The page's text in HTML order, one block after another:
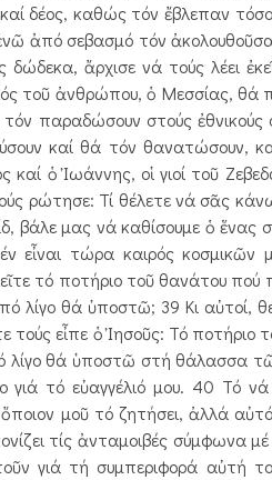
δέος, καθώς τόν ἔβλεπαν
ἀπό σεβασμό τόν
δώ­δεκα, ἄρχισε νά τούς λέει
τοῦ ἀνθρώπου, ὁ Μεσσίας, θά
παραδώσουν στούς ἐθνικούς
καί θά τόν θανατώσουν,
ὁ Ἰωάννης, οἱ γιοί τοῦ
ρώτησε: Τί θέλετε νά σᾶς
βάλε μας νά καθίσουμε ὁ
εἶναι τώρα καιρός
τό ποτήριο τοῦ θανάτου
λίγο θά ὑποστῶ; 39 Κι αὐτοί,
εἶπε ὁ Ἰησοῦς: Τό ποτήριο
θά ὑποστῶ στή θάλασσα
γιά τό εὐαγγέλιό μου. 40 Τό
μοῦ τό ζητήσει, ἀλλά αὐτό
τίς ἀνταμοιβές σύμφωνα
γιά τή συμπεριφορά αὐτή